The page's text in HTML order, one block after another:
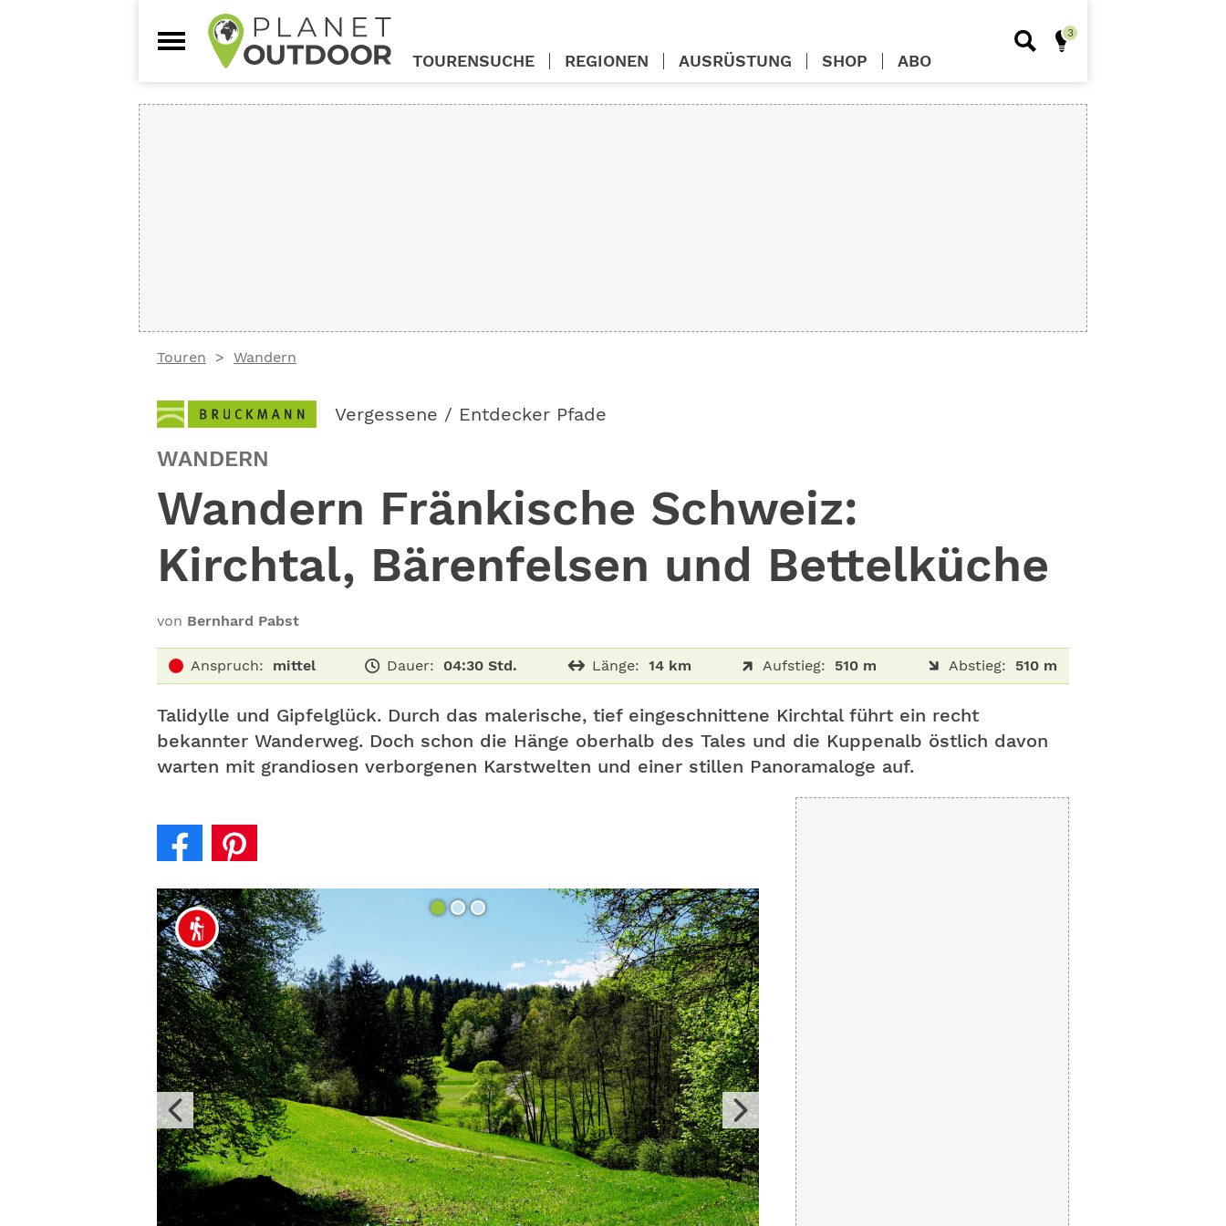
Touren Wandern
Vergessene / Entdecker Pfade
WANDERN
Wandern Fränkische Schweiz:
Kirchtal, Bärenfelsen und Bettelküche
von Bernhard Pabst
Anspruch: mittel Dauer: 04:30 Std. Länge: 14 km Aufstieg: 510 m Abstieg: 510 m
Talidylle und Gipfelglück. Durch das malerische, tief eingeschnittene Kirchtal führt ein recht
bekannter Wanderweg. Doch schon die Hänge oberhalb des Tales und die Kuppenalb östlich davon
warten mit grandiosen verborgenen Karstwelten und einer stillen Panoramaloge auf.
TOURENSUCHE REGIONEN AUSRÜSTUNG SHOP ABO